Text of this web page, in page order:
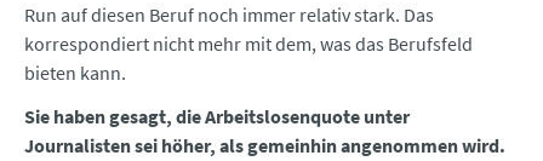
Run auf diesen Beruf noch immer relativ stark. Das
korrespondiert nicht mehr mit dem, was das Berufsfeld
bieten kann.
Sie haben gesagt, die Arbeitslosenquote unter
Journalisten sei höher, als gemeinhin angenommen wird.